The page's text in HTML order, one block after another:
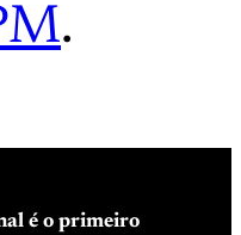
.
é o primeiro